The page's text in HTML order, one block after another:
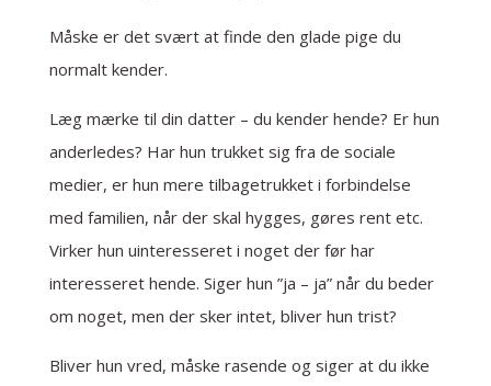
Måske er det svært at finde den glade pige du
normalt kender.
Læg mærke til din datter – du kender hende? Er hun
anderledes? Har hun trukket sig fra de sociale
medier, er hun mere tilbagetrukket i forbindelse
med familien, når der skal hygges, gøres rent etc.
Virker hun uinteresseret i noget der før har
interesseret hende. Siger hun ”ja – ja” når du beder
om noget, men der sker intet, bliver hun trist?
Bliver hun vred, måske rasende og siger at du ikke